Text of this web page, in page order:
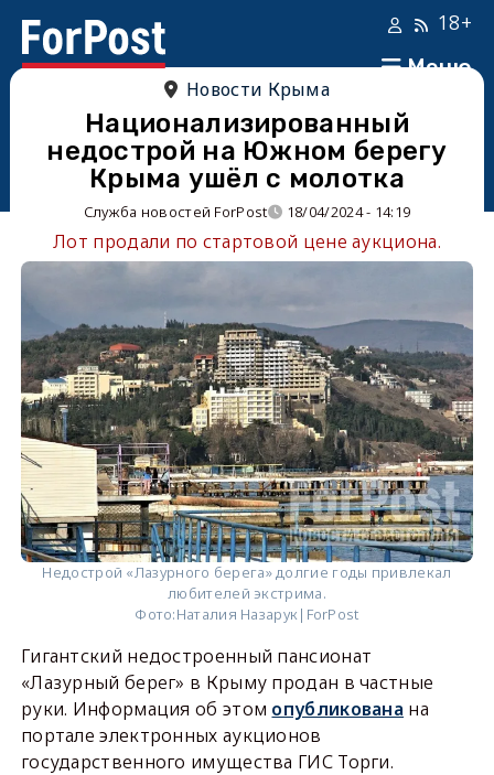
Меню
18+
Новости Крыма
Национализированный
недострой на Южном берегу
Крыма ушёл с молотка
Служба новостей ForPost 18/04/2024 - 14:19
Лот продали по стартовой цене аукциона.
Недострой «Лазурного берега» долгие годы привлекал
любителей экстрима.
Фото:Наталия Назарук|ForPost
Гигантский недостроенный пансионат
«Лазурный берег» в Крыму продан в частные
руки. Информация об этом опубликована на
портале электронных аукционов
государственного имущества ГИС Торги.